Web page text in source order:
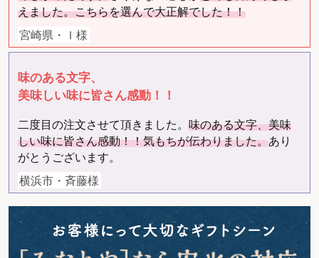
えました。こちらを選んで大正解でした！！
宮崎県・Ｉ様
味のある文字、
美味しい味に皆さん感動！！
二度目の注文させて頂きました。 味のある文字、美味
しい味に皆さん感動！！気もちが伝わりました。あり
がとうございます。
横浜市・斉藤様